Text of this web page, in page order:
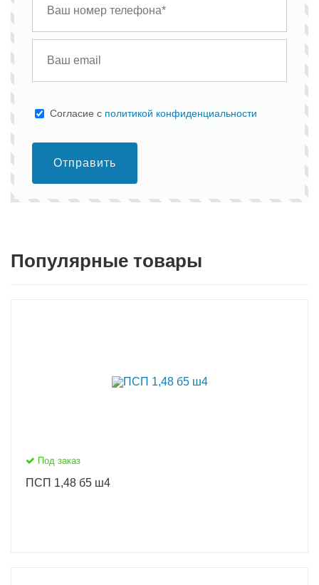
Cогласие с политикой конфиденциальности
Отправить
Популярные товары
Под заказ
ПСП 1,48 б5 ш4